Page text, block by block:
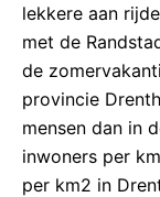
lekkere aan
met de
de
provincie
mensen dan in
inwoners per
per km2 in